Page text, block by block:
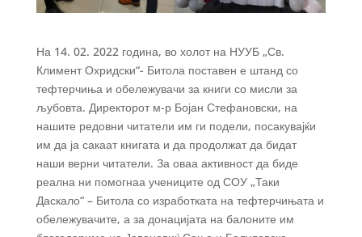
На 14. 02. 2022 година, во холот на НУУБ „Св.
Климент Охридски“- Битола поставен е штанд со
тефтерчиња и обележувачи за книги со мисли за
љубовта. Директорот м-р Бојан Стефановски, на
нашите редовни читатели им ги подели, посакувајќи
им да ја сакаат книгата и да продолжат да бидат
наши верни читатели. За оваа активност да биде
реална ни помогнаа учениците од СОУ „Таки
Даскало“ – Битола со изработката на тефтерчињата и
обележувачите, а за донацијата на балоните им